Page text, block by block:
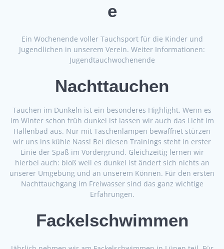
e
Ein Wochenende voller Tauchsport für die Kinder und
Jugendlichen in unserem Verein. Weiter Informationen:
Jugendtauchwochenende
Nachttauchen
Tauchen im Dunkeln ist ein besonderes Highlight. Wenn es
im Winter schon früh dunkel ist lassen wir auch das Licht im
Hallenbad aus. Nur mit Taschenlampen bewaffnet stürzen
wir uns ins kühle Nass! Bei diesen Trainings steht in erster
Linie der Spaß im Vordergrund. Gleichzeitig lernen wir
hierbei auch: bloß weil es dunkel ist ändert sich nichts an
unserer Umgebung und an unserem Können. Für den ersten
Nachttauchgang im Freiwasser sind das ganz wichtige
Erfahrungen.
Fackelschwimmen